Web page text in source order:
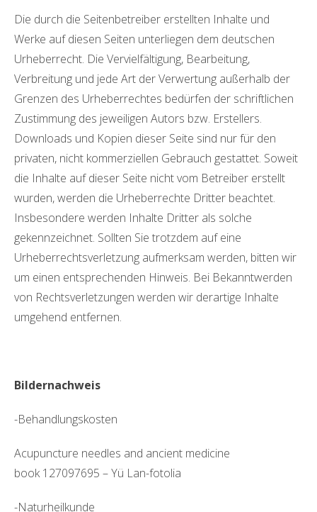
Die durch die Seitenbetreiber erstellten Inhalte und
Werke auf diesen Seiten unterliegen dem deutschen
Urheberrecht. Die Vervielfältigung, Bearbeitung,
Verbreitung und jede Art der Verwertung außerhalb der
Grenzen des Urheberrechtes bedürfen der schriftlichen
Zustimmung des jeweiligen Autors bzw. Erstellers.
Downloads und Kopien dieser Seite sind nur für den
privaten, nicht kommerziellen Gebrauch gestattet. Soweit
die Inhalte auf dieser Seite nicht vom Betreiber erstellt
wurden, werden die Urheberrechte Dritter beachtet.
Insbesondere werden Inhalte Dritter als solche
gekennzeichnet. Sollten Sie trotzdem auf eine
Urheberrechtsverletzung aufmerksam werden, bitten wir
um einen entsprechenden Hinweis. Bei Bekanntwerden
von Rechtsverletzungen werden wir derartige Inhalte
umgehend entfernen.
Bildernachweis
-Behandlungskosten
Acupuncture needles and ancient medicine
book 127097695 – Yü Lan-fotolia
-Naturheilkunde